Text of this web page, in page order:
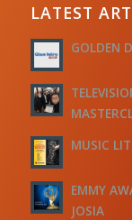
LATEST
GOLDEN
MUSIC
EMMY
JOSIA